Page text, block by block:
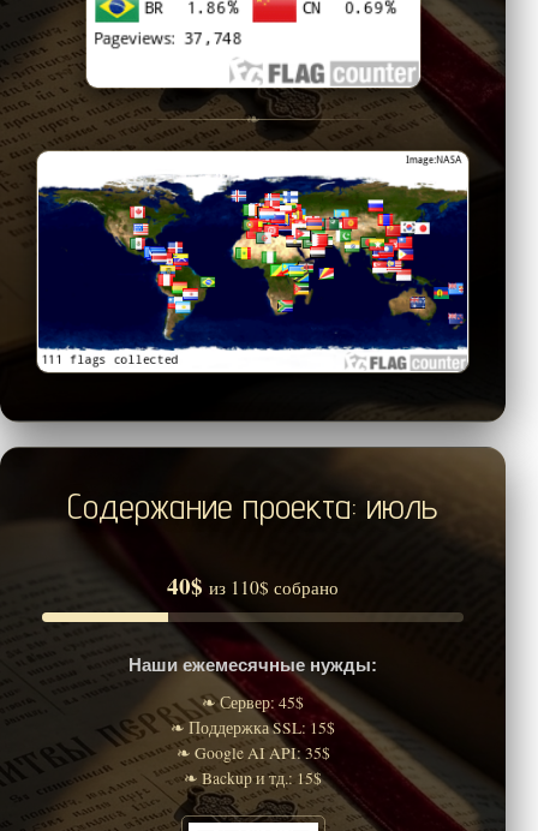
❧
Содержание проекта: июль
40$ из 110$ собрано
Наши ежемесячные нужды:
❧ Сервер: 45$
❧ Поддержка SSL: 15$
❧ Google AI API: 35$
❧ Backup и тд.: 15$